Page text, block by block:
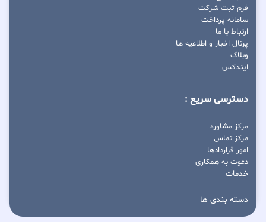
فرم ثبت شرکت
سامانه پرداخت
ارتباط با ما
پرتال اخبار و اطلاعیه ها
وبلاگ
ایندکس
دسترسی سریع :
مرکز مشاوره
مرکز تماس
امور قراردادها
دعوت به همکاری
خدمات
دسته بندی ها